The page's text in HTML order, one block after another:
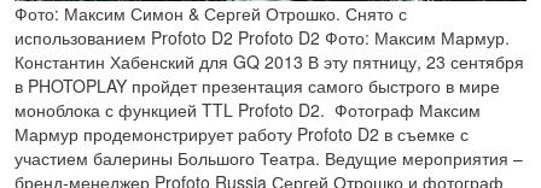
Фото: Максим Симон & Сергей Отрошко. Снято с
использованием Profoto D2 Profoto D2 Фото: Максим Мармур.
Константин Хабенский для GQ 2013 В эту пятницу, 23 сентября
в PHOTOPLAY пройдет презентация самого быстрого в мире
моноблока с функцией TTL Profoto D2. Фотограф Максим
Мармур продемонстрирует работу Profoto D2 в съемке с
участием балерины Большого Театра. Ведущие мероприятия –
бренд-менеджер Profoto Russia Сергей Отрошко и фотограф